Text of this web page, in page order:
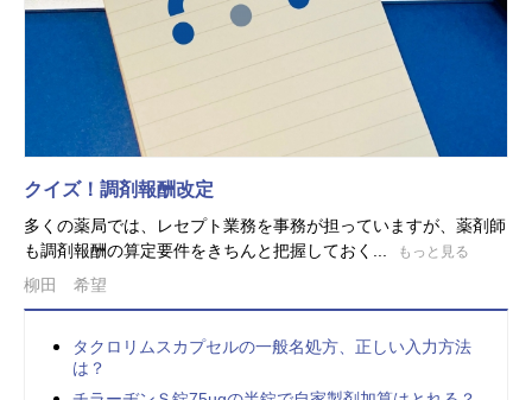
クイズ！調剤報酬改定
多くの薬局では、レセプト業務を事務が担っていますが、薬剤師
も調剤報酬の算定要件をきちんと把握しておく...
もっと見る
柳田 希望
タクロリムスカプセルの一般名処方、正しい入力方法
は？